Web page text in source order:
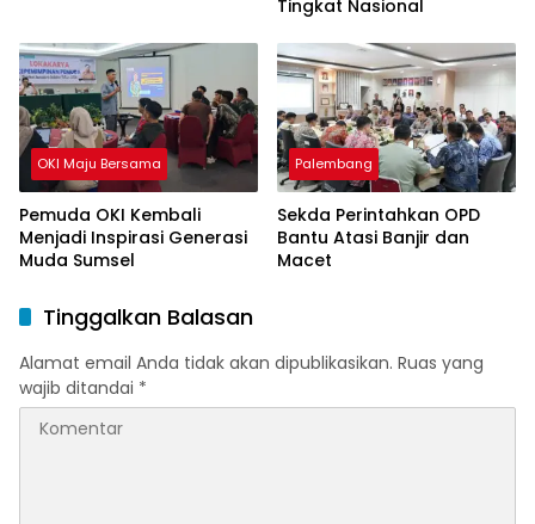
Tingkat Nasional
OKI Maju Bersama
Pemuda OKI Kembali
Menjadi Inspirasi Generasi
Muda Sumsel
Palembang
Sekda Perintahkan OPD
Bantu Atasi Banjir dan
Macet
Tinggalkan Balasan
Alamat email Anda tidak akan dipublikasikan. Ruas yang
wajib ditandai *